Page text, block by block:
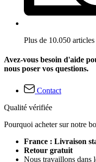
Plus de 10.050 articles
Avez-vous besoin d'aide
nous poser vos questions.
Contact
Qualité vérifiée
Pourquoi acheter sur notre
France : Livraison
Retour gratuit
Nous travaillons dans